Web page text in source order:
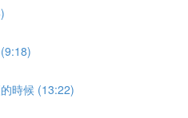
時候 (13:22)